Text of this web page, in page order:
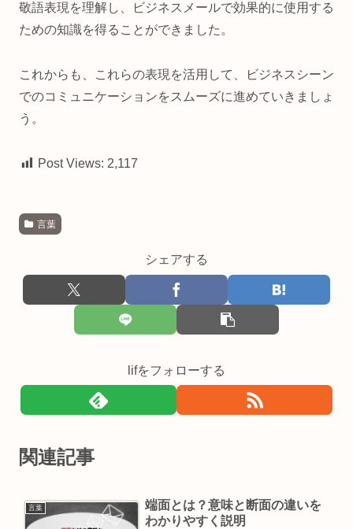
敬語表現を理解し、ビジネスメールで効果的に使用する
ための知識を得ることができました。
これからも、これらの表現を活用して、ビジネスシーン
でのコミュニケーションをスムーズに進めていきましょ
う。
Post Views: 2,117
言葉
シェアする
lifをフォローする
関連記事
言葉
端面とは？意味と断面の違いを
わかりやすく説明